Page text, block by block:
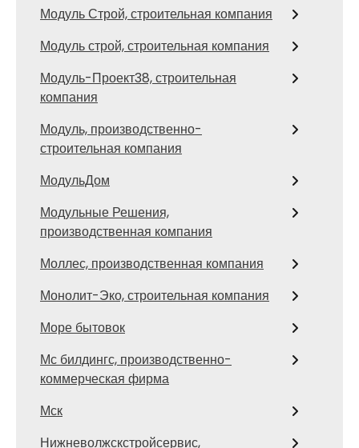
Модуль Строй, строительная компания
Модуль строй, строительная компания
Модуль-Проект38, строительная
компания
Модуль, производственно-
строительная компания
МодульДом
Модульные Решения,
производственная компания
Моллес, производственная компания
Монолит-Эко, строительная компания
Море бытовок
Мс билдингс, производственно-
коммерческая фирма
Мск
Нижневолжскстройсервис,